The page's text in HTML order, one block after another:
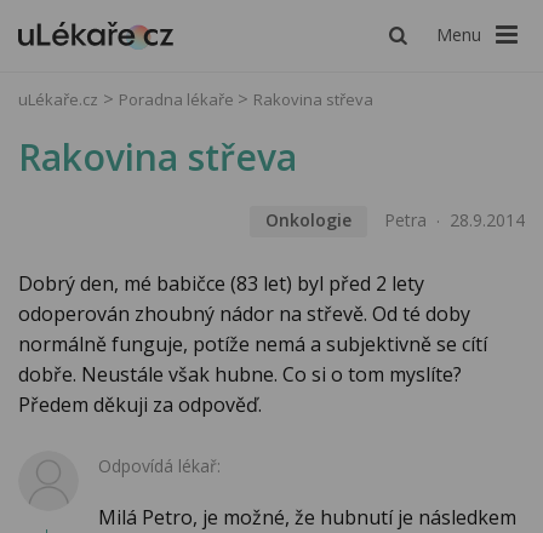
Menu
uLékaře.cz Poradna lékaře Rakovina střeva
Rakovina střeva
Onkologie Petra 28.9.2014
Dobrý den, mé babičce (83 let) byl před 2 lety
odoperován zhoubný nádor na střevě. Od té doby
normálně funguje, potíže nemá a subjektivně se cítí
dobře. Neustále však hubne. Co si o tom myslíte?
Předem děkuji za odpověď.
Odpovídá lékař:
Milá Petro, je možné, že hubnutí je následkem